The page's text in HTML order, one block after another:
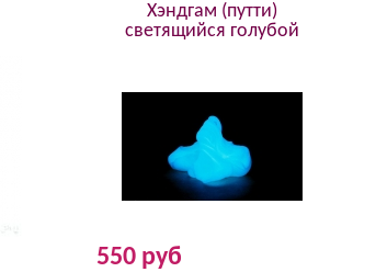
Хэндгам (путти)
светящийся голубой
550 руб